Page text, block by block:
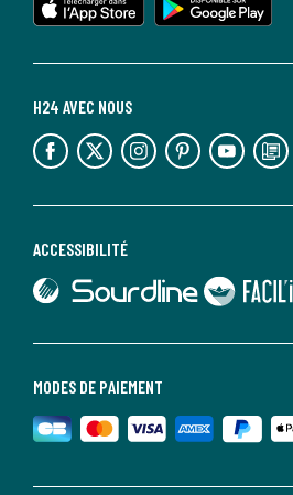
MODES DE PAIEMENT
ACCESSIBILITÉ
lien vers Sourdline
lien vers Faciliti
H24 AVEC NOUS
lien vers l'espace réseaux sociaux lien vers l'espace réseaux sociaux lien vers l'espace réseaux sociaux lien vers l'espace réseaux sociaux lien vers l'espace réseaux sociaux lien vers le blog la redoute